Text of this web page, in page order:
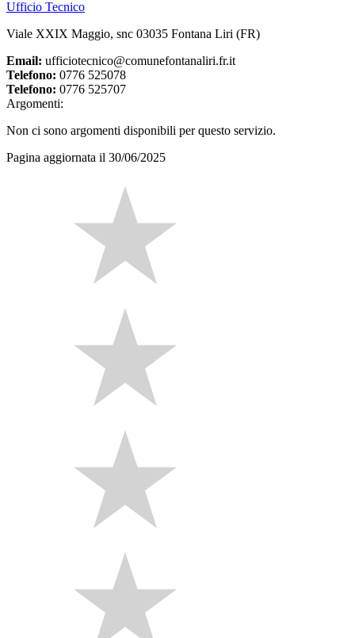
Ufficio Tecnico
Viale XXIX Maggio, snc 03035 Fontana Liri (FR)
Email: ufficiotecnico@comunefontanaliri.fr.it
Telefono: 0776 525078
Telefono: 0776 525707
Argomenti:
Non ci sono argomenti disponibili per questo servizio.
Pagina aggiornata il 30/06/2025